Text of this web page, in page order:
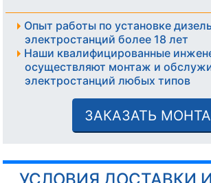
Опыт работы по установке
электростанций более 18 лет
Наши квалифицированные
осуществляют монтаж и
электростанций любых типов
ЗАКАЗАТЬ